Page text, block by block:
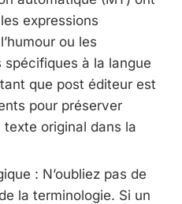
expressions
ou les
à la langue
que post éditeur est
pour préserver
texte original dans la
: N’oubliez pas de
la terminologie. Si un